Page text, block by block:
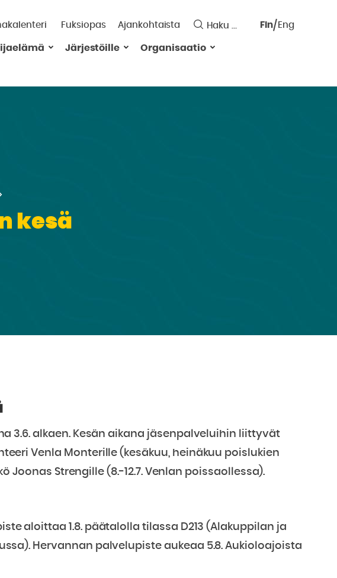
Fuksiopas Ajankohtaista
kieli:
Fin Eng
Järjestöille
Organisaatio
kesä
3.6. alkaen. Kesän aikana jäsenpalveluihin liittyvät
Venla Monterille (kesäkuu, heinäkuu poislukien
Joonas Strengille (8.-12.7. Venlan poissaollessa).
aloittaa 1.8. päätalolla tilassa D213 (Alakuppilan ja
Hervannan palvelupiste aukeaa 5.8. Aukioloajoista